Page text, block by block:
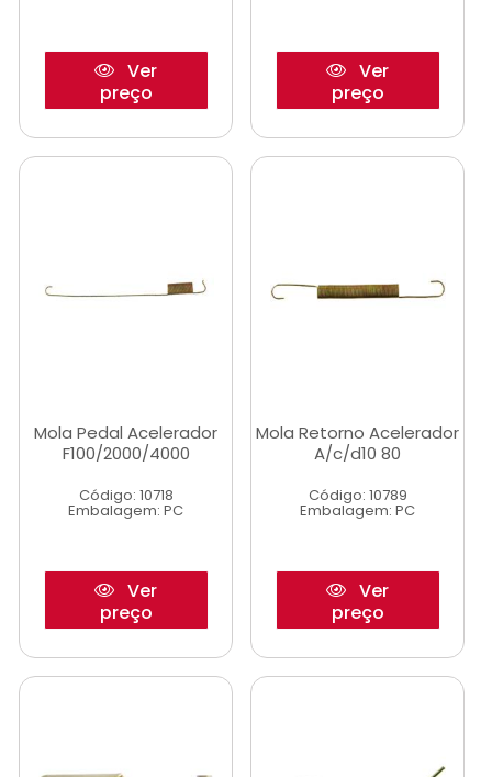
Ver
preço
Ver
preço
Mola Pedal Acelerador
F100/2000/4000
Código: 10718
Embalagem: PC
Ver
preço
Mola Retorno Acelerador
A/c/d10 80
Código: 10789
Embalagem: PC
Ver
preço